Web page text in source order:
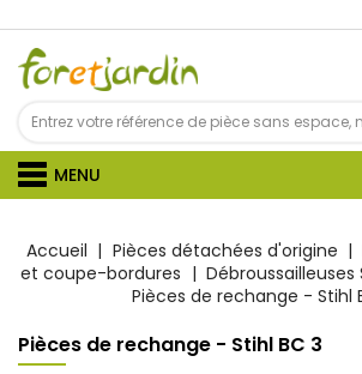
MENU
Accueil Pièces détachées d'origine
et coupe-bordures
Débroussailleuses
Pièces de rechange - Stihl
Pièces de rechange - Stihl BC 3